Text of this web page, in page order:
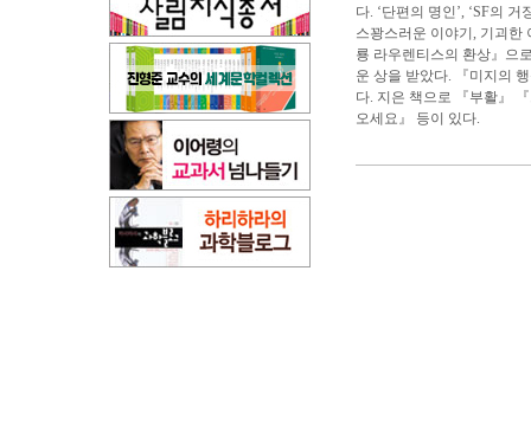
다. ‘단편의 명인’, ‘SF의
스꽝스러운 이야기, 기괴한
룡 라우렌티스의 환상』으
운 상을 받았다. 『미지의
다. 지은 책으로 『부활』
오세요』 등이 있다.